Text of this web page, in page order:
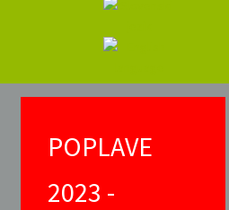
POPLAVE
2023 -